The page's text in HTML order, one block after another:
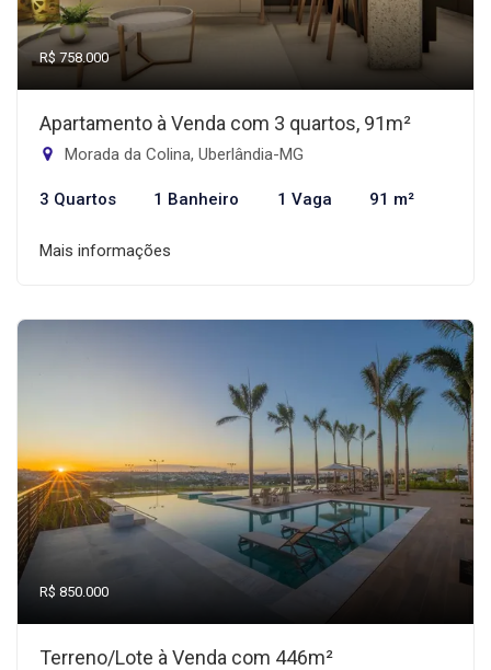
R$ 758.000
Apartamento à Venda com 3 quartos, 91m²
Morada da Colina, Uberlândia-MG
3 Quartos 1 Banheiro 1 Vaga 91 m²
Mais informações
R$ 850.000
Terreno/Lote à Venda com 446m²